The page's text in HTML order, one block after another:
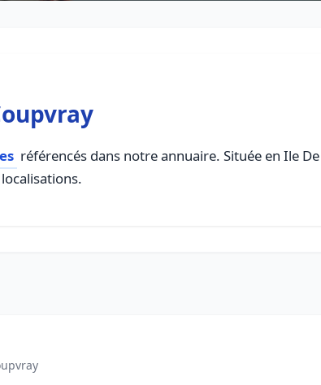
référencés dans notre annuaire. Située en Ile